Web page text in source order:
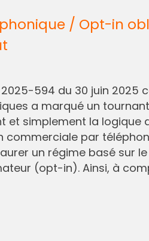
/ Opt-in
2025-594 du 30 juin 2025
a marqué un
et simplement la logique
commerciale par
un régime basé sur
(opt-in). Ainsi, à